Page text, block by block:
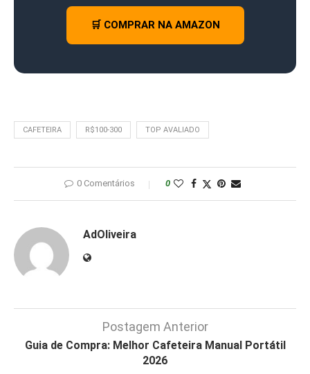
🛒 COMPRAR NA AMAZON
CAFETEIRA R$100-300 TOP AVALIADO
0 Comentários 0
AdOliveira
Postagem Anterior
Guia de Compra: Melhor Cafeteira Manual Portátil
2026